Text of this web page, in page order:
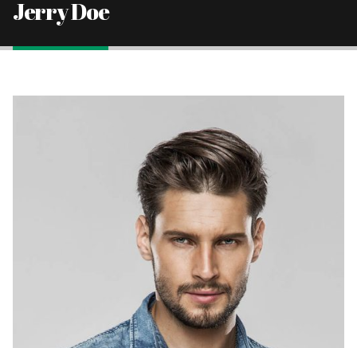
Jerry Doe